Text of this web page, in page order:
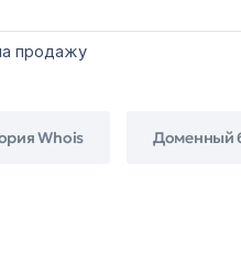
продажу
Whois Доменный